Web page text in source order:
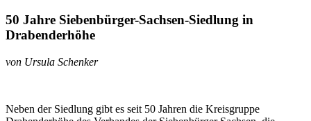
50 Jahre Siebenbürger-Sachsen-Siedlung in
Drabenderhöhe
von Ursula Schenker
Neben der Siedlung gibt es seit 50 Jahren die Kreisgruppe